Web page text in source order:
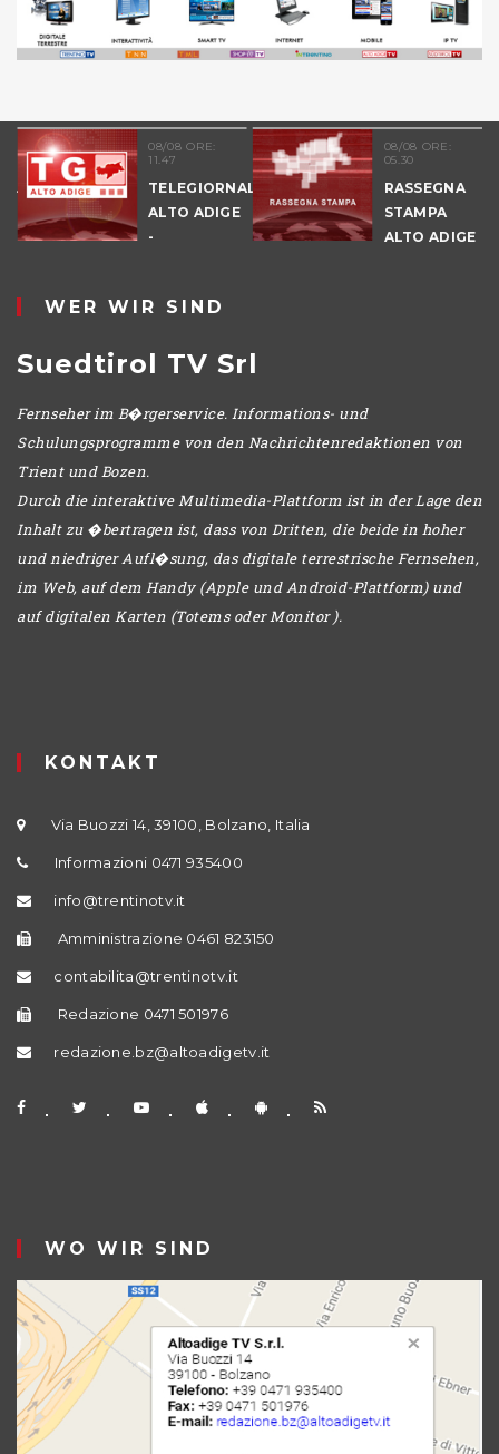
08/08 ORE:
11.47
TELEGIORNALE
ALTO ADIGE
-
08/08 ORE:
05.30
RASSEGNA
STAMPA
ALTO ADIGE
WER WIR SIND
Suedtirol TV Srl
Fernseher im B�rgerservice. Informations- und
Schulungsprogramme von den Nachrichtenredaktionen von
Trient und Bozen.
Durch die interaktive Multimedia-Plattform ist in der Lage den
Inhalt zu �bertragen ist, dass von Dritten, die beide in hoher
und niedriger Aufl�sung, das digitale terrestrische Fernsehen,
im Web, auf dem Handy (Apple und Android-Plattform) und
auf digitalen Karten (Totems oder Monitor ).
KONTAKT
Via Buozzi 14, 39100, Bolzano, Italia
Informazioni 0471 935400
info@trentinotv.it
Amministrazione 0461 823150
contabilita@trentinotv.it
Redazione 0471 501976
redazione.bz@altoadigetv.it
WO WIR SIND